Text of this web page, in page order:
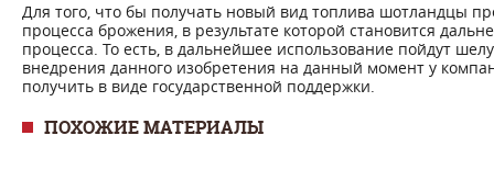
Для того, что бы получать новый вид топлива шотландцы
процесса брожения, в результате которой становится
процесса. То есть, в дальнейшее использование пойдут
внедрения данного изобретения на данный момент у
получить в виде государственной поддержки.
ПОХОЖИЕ МАТЕРИАЛЫ